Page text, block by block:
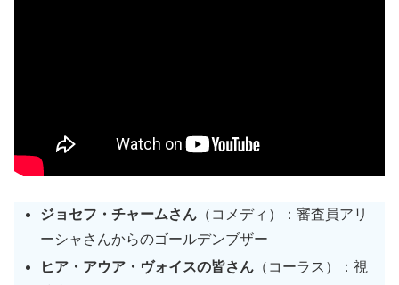
ジョセフ・チャームさん （コメディ）：審査員アリ
ーシャさんからのゴールデンブザー
ヒア・アウア・ヴォイスの皆さん （コーラス）：視